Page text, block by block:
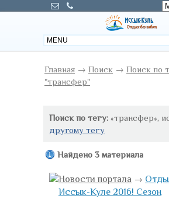
Главная → Поиск → Поиск по
"трансфер"
Поиск по тегу: «трансфер»,
другому тегу
Найдено 3 материала
Новости портала →
Иссык-Куле 2016! Сезон